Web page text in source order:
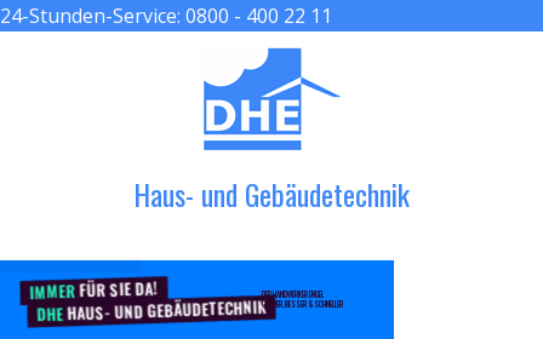
24-Stunden-Service: 0800 - 400 22 11
Haus- und Gebäudetechnik
IMMERFÜR SIE DA!
DHEHAUS- UND GEBÄUDETECHNIK
DER HANDWERKER ENGEL
GRÖßER, BESSER & SCHNELLER